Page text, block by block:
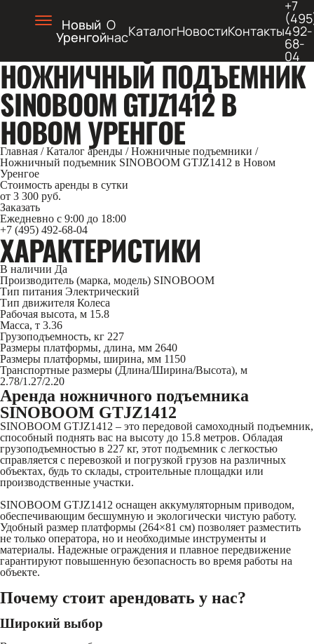
Новый
Уренгой
О
насКаталогНовостиКонтакты
+7
492-
68-
04
НОЖНИЧНЫЙ ПОДЪЕМНИК
SINOBOOM GTJZ1412 В
НОВОМ УРЕНГОЕ
Главная / Каталог аренды / Ножничные подъемники /
Ножничный подъемник SINOBOOM GTJZ1412 в Новом
Уренгое
Стоимость аренды в сутки
от 3 300 руб.
Заказать
Ежедневно с 9:00 до 18:00
+7 (495) 492-68-04
ХАРАКТЕРИСТИКИ
В наличии Да
Производитель (марка, модель) SINOBOOM
Тип питания Электрический
Тип движителя Колеса
Рабочая высота, м 15.8
Масса, т 3.36
Грузоподъемность, кг 227
Размеры платформы, длина, мм 2640
Размеры платформы, ширина, мм 1150
Транспортные размеры (Длина/Ширина/Высота), м
2.78/1.27/2.20
Аренда ножничного подъемника
SINOBOOM GTJZ1412
SINOBOOM GTJZ1412 – это передовой самоходный подъемник,
способный поднять вас на высоту до 15.8 метров. Обладая
грузоподъемностью в 227 кг, этот подъемник с легкостью
справляется с перевозкой и погрузкой грузов на различных
объектах, будь то склады, строительные площадки или
производственные участки.
SINOBOOM GTJZ1412 оснащен аккумуляторным приводом,
обеспечивающим бесшумную и экологически чистую работу.
Удобный размер платформы (264×81 см) позволяет разместить
не только оператора, но и необходимые инструменты и
материалы. Надежные ограждения и плавное передвижение
гарантируют повышенную безопасность во время работы на
объекте.
Почему стоит арендовать у нас?
Широкий выбор